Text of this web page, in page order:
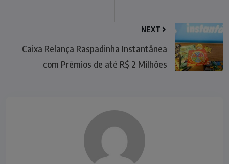
NEXT
Caixa Relança Raspadinha Instantânea
com Prêmios de até R$ 2 Milhões